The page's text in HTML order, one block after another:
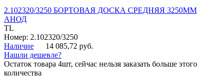
2.102320/3250 БОРТОВАЯ ДОСКА СРЕДНЯЯ 3250ММ
АНОД
TL
Номер: 2.102320/3250
Наличие
14 085,72 руб.
Нашли дешевле?
Остаток товара 4шт, сейчас нельзя заказать больше этого
количества